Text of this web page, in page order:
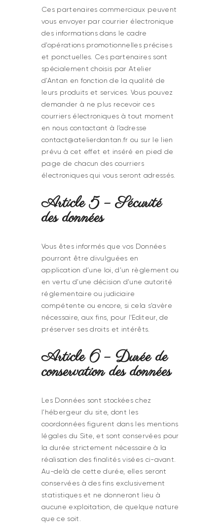
Ces partenaires commerciaux peuvent
vous envoyer par courrier électronique
des informations dans le cadre
d’opérations promotionnelles précises
et ponctuelles. Ces partenaires sont
spécialement choisis par Atelier
d’Antan en fonction de la qualité de
leurs produits et services. Vous pouvez
demander à ne plus recevoir ces
courriers électroniques à tout moment
en nous contactant à l’adresse
contact@atelierdantan.fr ou sur le lien
prévu à cet effet et inséré en pied de
page de chacun des courriers
électroniques qui vous seront adressés.
Article 5 – Sécurité
des données
Vous êtes informés que vos Données
pourront être divulguées en
application d’une loi, d’un règlement ou
en vertu d’une décision d’une autorité
réglementaire ou judiciaire
compétente ou encore, si cela s’avère
nécessaire, aux fins, pour l’Editeur, de
préserver ses droits et intérêts.
Article 6 – Durée de
conservation des données
Les Données sont stockées chez
l’hébergeur du site, dont les
coordonnées figurent dans les mentions
légales du Site, et sont conservées pour
la durée strictement nécessaire à la
réalisation des finalités visées ci-avant.
Au-delà de cette durée, elles seront
conservées à des fins exclusivement
statistiques et ne donneront lieu à
aucune exploitation, de quelque nature
que ce soit.